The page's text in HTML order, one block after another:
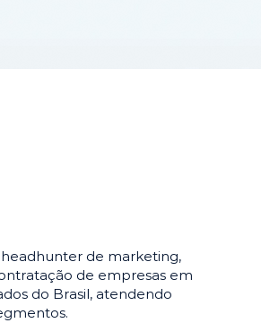
de marketing,
de empresas em
do Brasil, atendendo